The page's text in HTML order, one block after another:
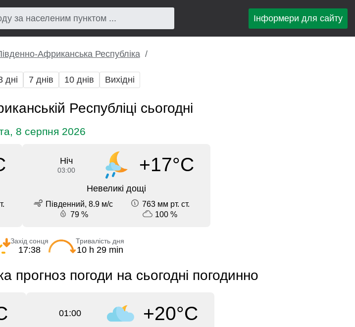
Інформери для сайту
Африканська Республіка
дні 7 днів 10 днів Вихідні
Республіці сьогодні
8 серпня 2026
Ніч
03:00 +17°C
Невеликі дощі
Південний, 8.9 м/с
763 мм рт. ст.
79 %
100 %
Захід сонця
17:38
Тривалість дня
10 h 29 min
прогноз погоди на сьогодні погодинно
01:00 +20°C